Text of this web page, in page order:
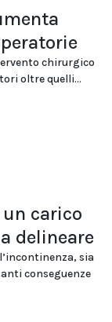
chirurgico
oltre quelli...
carico
delineare
sia
conseguenze